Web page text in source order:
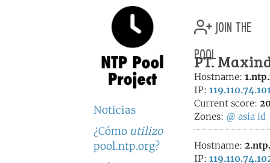
Noticias
¿Cómo utilizo
pool.ntp.org?
join the
pool
PT.
Hostname:
IP:
Current score:
Zones: @ asia id
Hostname:
IP: